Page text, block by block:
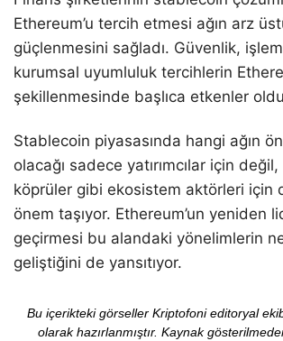
Ethereum’u tercih etmesi ağın arz
güçlenmesini sağladı. Güvenlik,
kurumsal uyumluluk tercihlerin
şekillenmesinde başlıca etkenler
Stablecoin piyasasında hangi ağın
olacağı sadece yatırımcılar için
köprüler gibi ekosistem aktörleri için
önem taşıyor. Ethereum’un yeniden
geçirmesi bu alandaki yönelimlerin
geliştiğini de yansıtıyor.
Bu içerikteki görseller Kriptofoni editoryal
olarak hazırlanmıştır. Kaynak